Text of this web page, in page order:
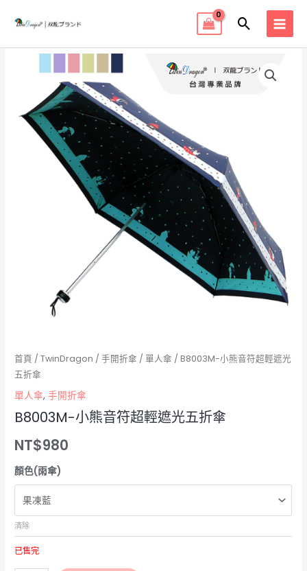
搜
尋
首頁 /TwinDragon /手開折傘 /單人傘 / B8003M-小熊音符超輕遮光
五折傘
單人傘,手開折傘
B8003M-小熊音符超輕遮光五折傘
NT$980
顏色(雨傘)
清除
已售完